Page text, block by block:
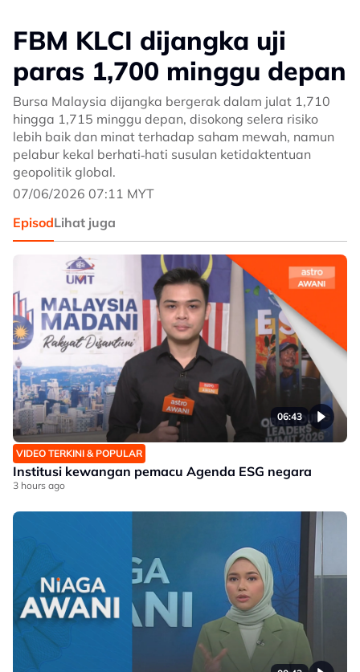
FBM KLCI dijangka uji
paras 1,700 minggu depan
Bursa Malaysia dijangka bergerak dalam julat 1,710
hingga 1,715 minggu depan, disokong selera risiko
lebih baik dan minat terhadap saham mewah, namun
pelabur kekal berhati‑hati susulan ketidaktentuan
geopolitik global.
07/06/2026 07:11 MYT
EpisodLihat juga
06:43
VIDEO TERKINI & POPULAR
Institusi kewangan pemacu Agenda ESG negara
3 hours ago